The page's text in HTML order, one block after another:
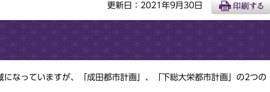
更新日：2021年9月30日
なっていますが、「成田都市計画」、「下総大栄都市計画」の2つの